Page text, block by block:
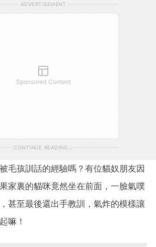
ADVERTISEMENT
Sponsored Content
CONTINUE READING
毛孩訓話的經驗嗎？有位貓奴朋友因
家裏的貓咪竟然坐在前面，一臉氣噗
甚至最後還出手教訓，氣炸的模樣讓
嘛！